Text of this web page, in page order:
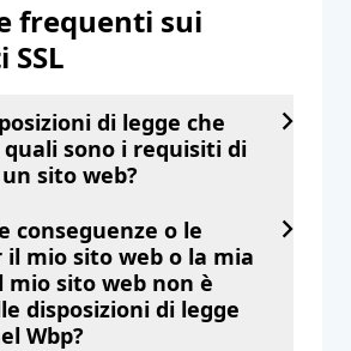
frequenti sui
di legge che
sono i requisiti di
sito web?
conseguenze o le
il mio sito web o la mia
mio sito web non è
disposizioni di legge
Wbp?